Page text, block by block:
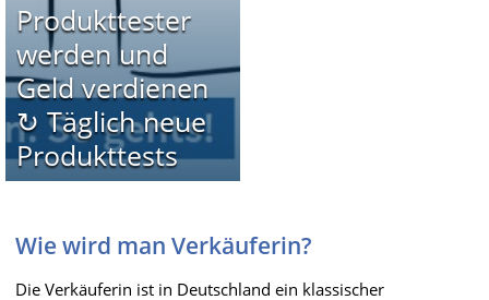
Produkttester
werden und
Geld verdienen
↻ Täglich neue
Produkttests
Wie wird man Verkäuferin?
Die Verkäuferin ist in Deutschland ein klassischer